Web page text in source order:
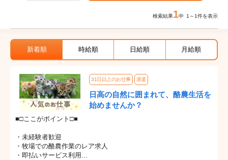
検索結果1中 1～1件を表示
新着順 時給順 日給順 月給順
31日以上のお仕事 派遣
日高の自然に囲まれて、酪農生活を
始めませんか？
■□ここがポイント□■
・未経験者歓迎
・牧場での酪農作業のレア求人
・即払いサービス利用...